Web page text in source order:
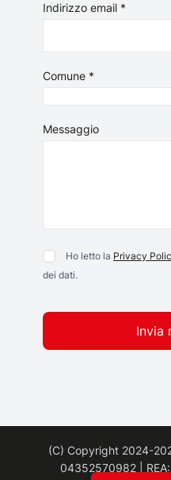
Indirizzo email *
Comune *
Messaggio
Ho letto la Privacy
dei dati.
Invia
(C) Copyright 2024-
04352570982 |